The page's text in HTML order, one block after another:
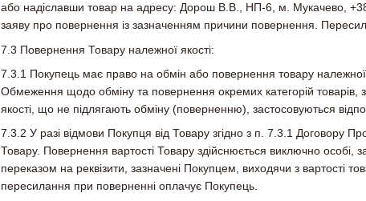
або надіславши товар на адресу: Дорош В.В., НП-6, м. Мукачево,
заяву про повернення із зазначенням причини повернення.
7.3 Повернення Товару належної якості:
7.3.1 Покупець має право на обмін або повернення товару
Обмеження щодо обміну та повернення окремих категорій товарів,
якості, що не підлягають обміну (поверненню), застосовуються
7.3.2 У разі відмови Покупця від Товару згідно з п. 7.3.1 Договору
Товару. Повернення вартості Товару здійснюється виключно
переказом на реквізити, зазначені Покупцем, виходячи з вартості
пересилання при поверненні оплачує Покупець.